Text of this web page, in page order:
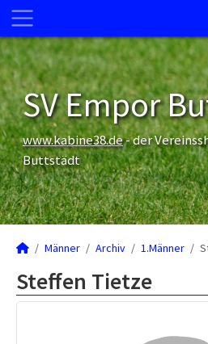
SV Empor
www.kabine38.de- der
Buttstädt
Männer Archiv 1.Männer
Steffen Tietze